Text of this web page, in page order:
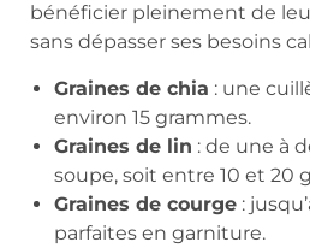
bénéficier pleinement de
sans dépasser ses besoins
Graines de chia : une
environ 15 grammes.
Graines de lin : de une à
soupe, soit entre 10 et 20
Graines de courge :
parfaites en garniture.